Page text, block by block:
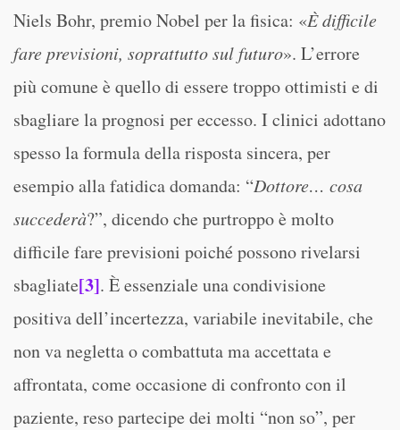
Niels Bohr, premio Nobel per la fisica: «È difficile
fare previsioni, soprattutto sul futuro». L’errore
più comune è quello di essere troppo ottimisti e di
sbagliare la prognosi per eccesso. I clinici adottano
spesso la formula della risposta sincera, per
esempio alla fatidica domanda: “Dottore… cosa
succederà?”, dicendo che purtroppo è molto
difficile fare previsioni poiché possono rivelarsi
sbagliate[3]. È essenziale una condivisione
positiva dell’incertezza, variabile inevitabile, che
non va negletta o combattuta ma accettata e
affrontata, come occasione di confronto con il
paziente, reso partecipe dei molti “non so”, per